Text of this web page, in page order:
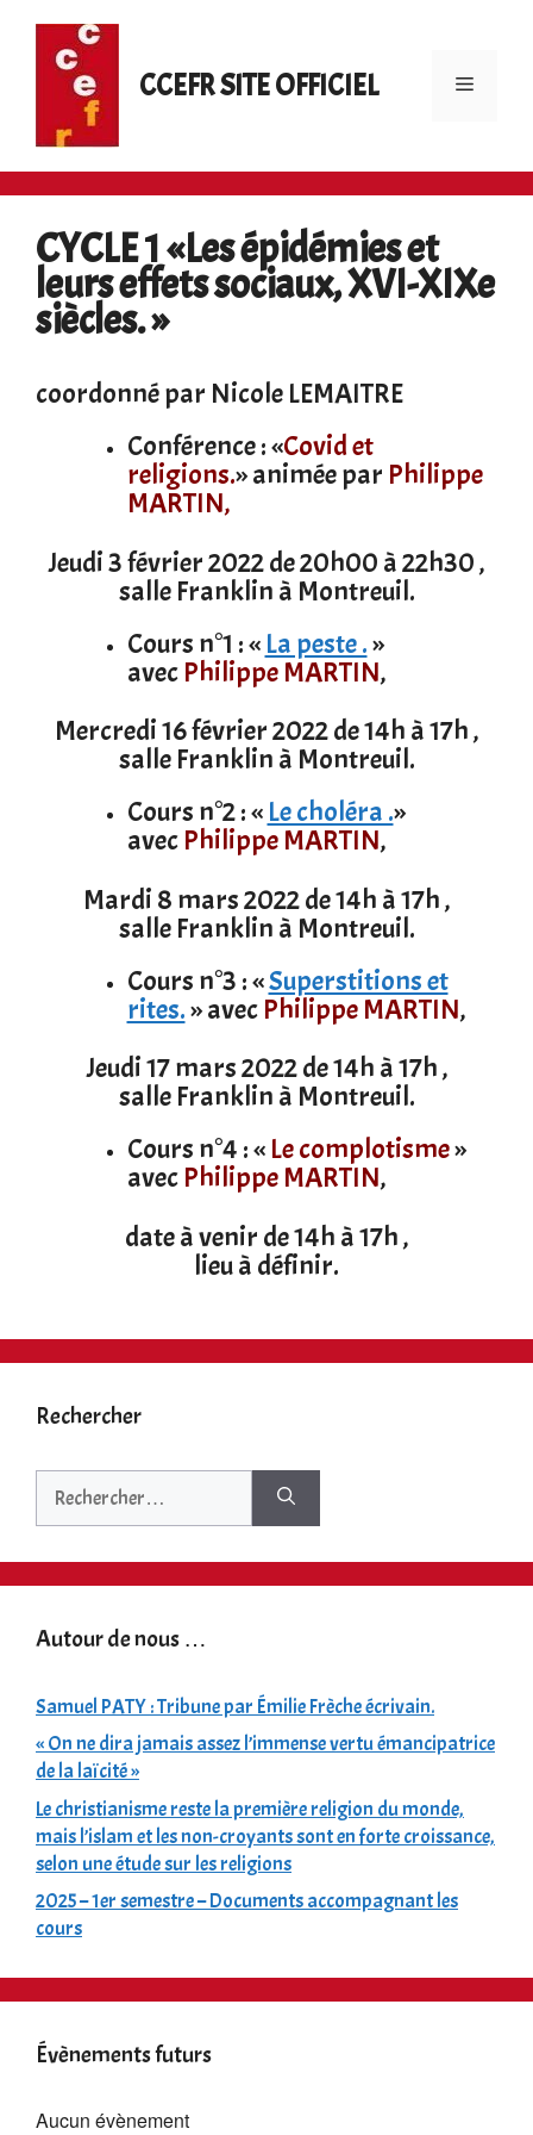
contenu
CCEFR SITE OFFICIEL Menu
CYCLE 1 «Les épidémies et
leurs effets sociaux, XVI-XIXe
siècles. »
coordonné par Nicole LEMAITRE
Conférence : «Covid et
religions.» animée par Philippe
MARTIN,
Jeudi 3 février 2022 de 20h00 à 22h30 ,
salle Franklin à Montreuil.
Cours n°1 : « La peste .»
avec Philippe MARTIN,
Mercredi 16 février 2022 de 14h à 17h ,
salle Franklin à Montreuil.
Cours n°2 : « Le choléra .»
avec Philippe MARTIN,
Mardi 8 mars 2022 de 14h à 17h ,
salle Franklin à Montreuil.
Cours n°3 : «Superstitions et
rites.» avec Philippe MARTIN,
Jeudi 17 mars 2022 de 14h à 17h ,
salle Franklin à Montreuil.
Cours n°4 : « Le complotisme»
avec Philippe MARTIN,
date à venir de 14h à 17h ,
lieu à définir.
Rechercher
Rechercher :
Autour de nous …
Samuel PATY : Tribune par Émilie Frèche écrivain.
« On ne dira jamais assez l’immense vertu émancipatrice
de la laïcité »
Le christianisme reste la première religion du monde,
mais l’islam et les non-croyants sont en forte croissance,
selon une étude sur les religions
2025 – 1er semestre – Documents accompagnant les
cours
Évènements futurs
Aucun évènement